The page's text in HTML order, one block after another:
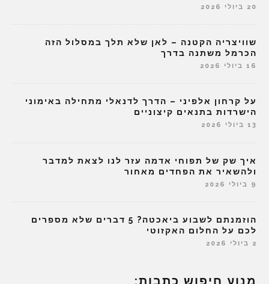
20 ביולי 2026
שוויצריה הקטנה – לאן שלא תלך במסלול הזה
הכרמל משתנה בדרך
16 ביולי 2026
על קרחון אלפיני – הדרך לדנאלי מתחילה באימוני
הישרדות בתנאים קיצוניים
13 ביולי 2026
איך שק של תפוחי אדמה עזר לנו לצאת למדבר
ולהשאיר את הפחדים מאחור
9 ביולי 2026
הוזמנתם לשבוע ביאכטה? 5 דברים שלא מספרים
לכם על החלום האקזוטי
2 ביולי 2026
מנוע חיפוש כתבות: